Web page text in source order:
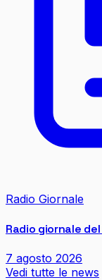
Radio Giornale
Radio giornale
7 agosto 2026
Vedi tutte le news